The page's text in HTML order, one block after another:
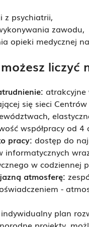
z psychiatrii,
zawodu,
opieki medycznej
liczyć
atrakcyjne
się sieci
współpracy od
pracy: dostęp do
informatycznych
w codziennej
atmosferę:
-
indywidualny plan